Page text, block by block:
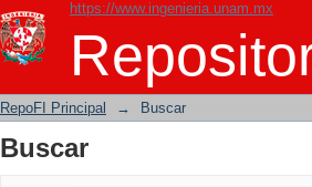
https://www.ingenieria.unam.mx
Buscar
RepoFI Principal → Buscar
Buscar